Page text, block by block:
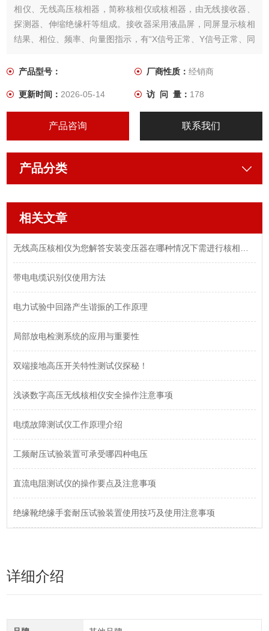
相仪、无线高压核相器，简称核相仪或核相器，由无线接收器、
探测器、伸缩绝缘杆等组成。接收器采用液晶屏，同屏显示核相
结果、相位、频率、向量图指示，有“X信号正常、Y信号正常、同
产品型号：
厂商性质： 经销商
更新时间：2026-05-14 访 问 量： 178
产品咨询 联系我们
产品分类
相关文章
无线高压核相仪为您解答安装变压器在哪种情况下需进行核相工作
带电电缆识别仪使用方法
电力试验中回路产生谐振的工作原理
局部放电检测系统的应用与重要性
双端接地高压开关特性测试仪探秘！
浅谈数字高压无线核相仪安全操作注意事项
电缆故障测试仪工作原理介绍
工频耐压试验装置可承受哪四种电压
直流电阻测试仪的操作要点及注意事项
绝缘靴绝缘手套耐压试验装置使用技巧及使用注意事项
详细介绍